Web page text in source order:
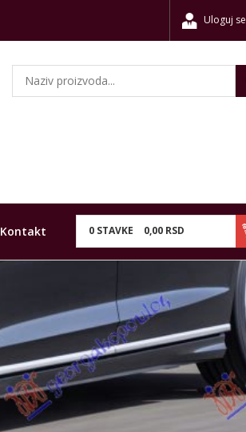
Uloguj se
0 STAVKE 0,00 RSD
Kontakt